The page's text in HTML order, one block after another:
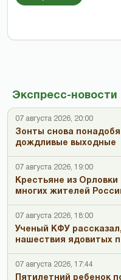
Экспресс-новости
07 августа 2026, 20:00
Зонты снова
дождливые выходные
07 августа 2026, 19:00
Крестьяне из
многих жителей
07 августа 2026, 18:00
Ученый КФУ
нашествия ядовитых
07 августа 2026, 17:44
Пятилетний ребенок